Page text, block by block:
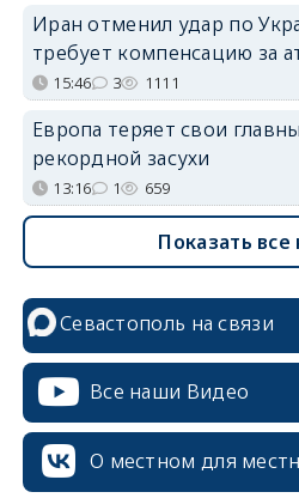
Иран отменил удар по
требует компенсацию за
15:46 3 1111
Европа теряет свои
рекордной засухи
13:16 1 659
Показать все
Севастополь на связи
Все наши Видео
О местном для